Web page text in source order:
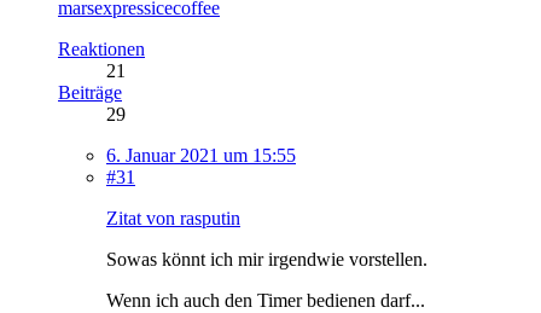
marsexpressicecoffee
Reaktionen
21
Beiträge
29
6. Januar 2021 um 15:55
#31
Zitat von rasputin
Sowas könnt ich mir irgendwie vorstellen.
Wenn ich auch den Timer bedienen darf...